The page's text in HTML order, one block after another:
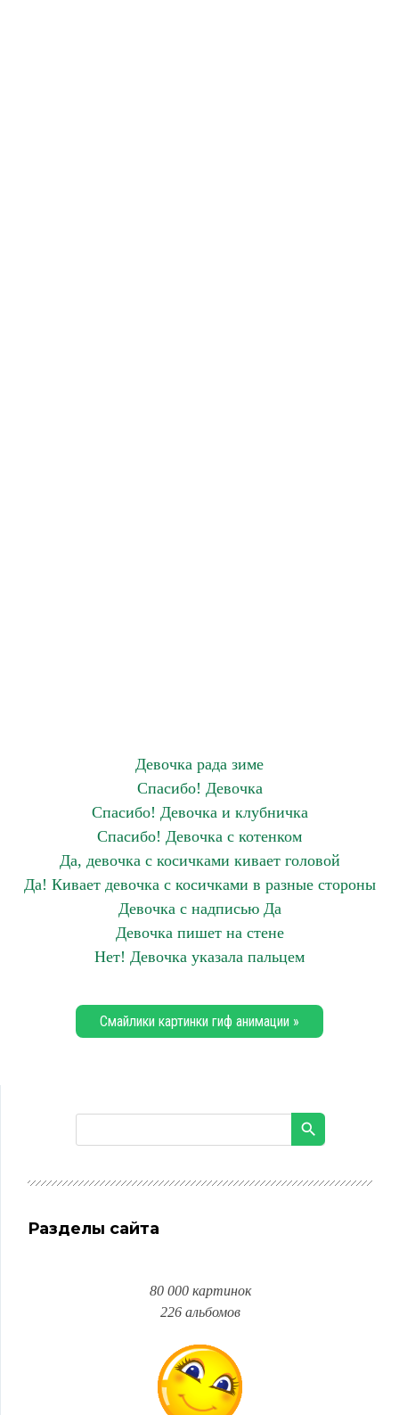
Девочка рада зиме
Спасибо! Девочка
Спасибо! Девочка и клубничка
Спасибо! Девочка с котенком
Да, девочка с косичками кивает головой
Да! Кивает девочка с косичками в разные стороны
Девочка с надписью Да
Девочка пишет на стене
Нет! Девочка указала пальцем
Смайлики картинки гиф анимации »
Разделы сайта
80 000 картинок
226 альбомов